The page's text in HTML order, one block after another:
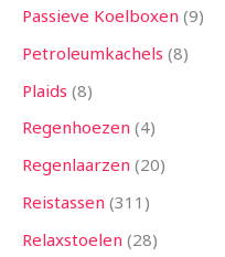
Passieve Koelboxen 9
Petroleumkachels 8
Plaids 8
Regenhoezen 4
Regenlaarzen 20
Reistassen 311
Relaxstoelen 28